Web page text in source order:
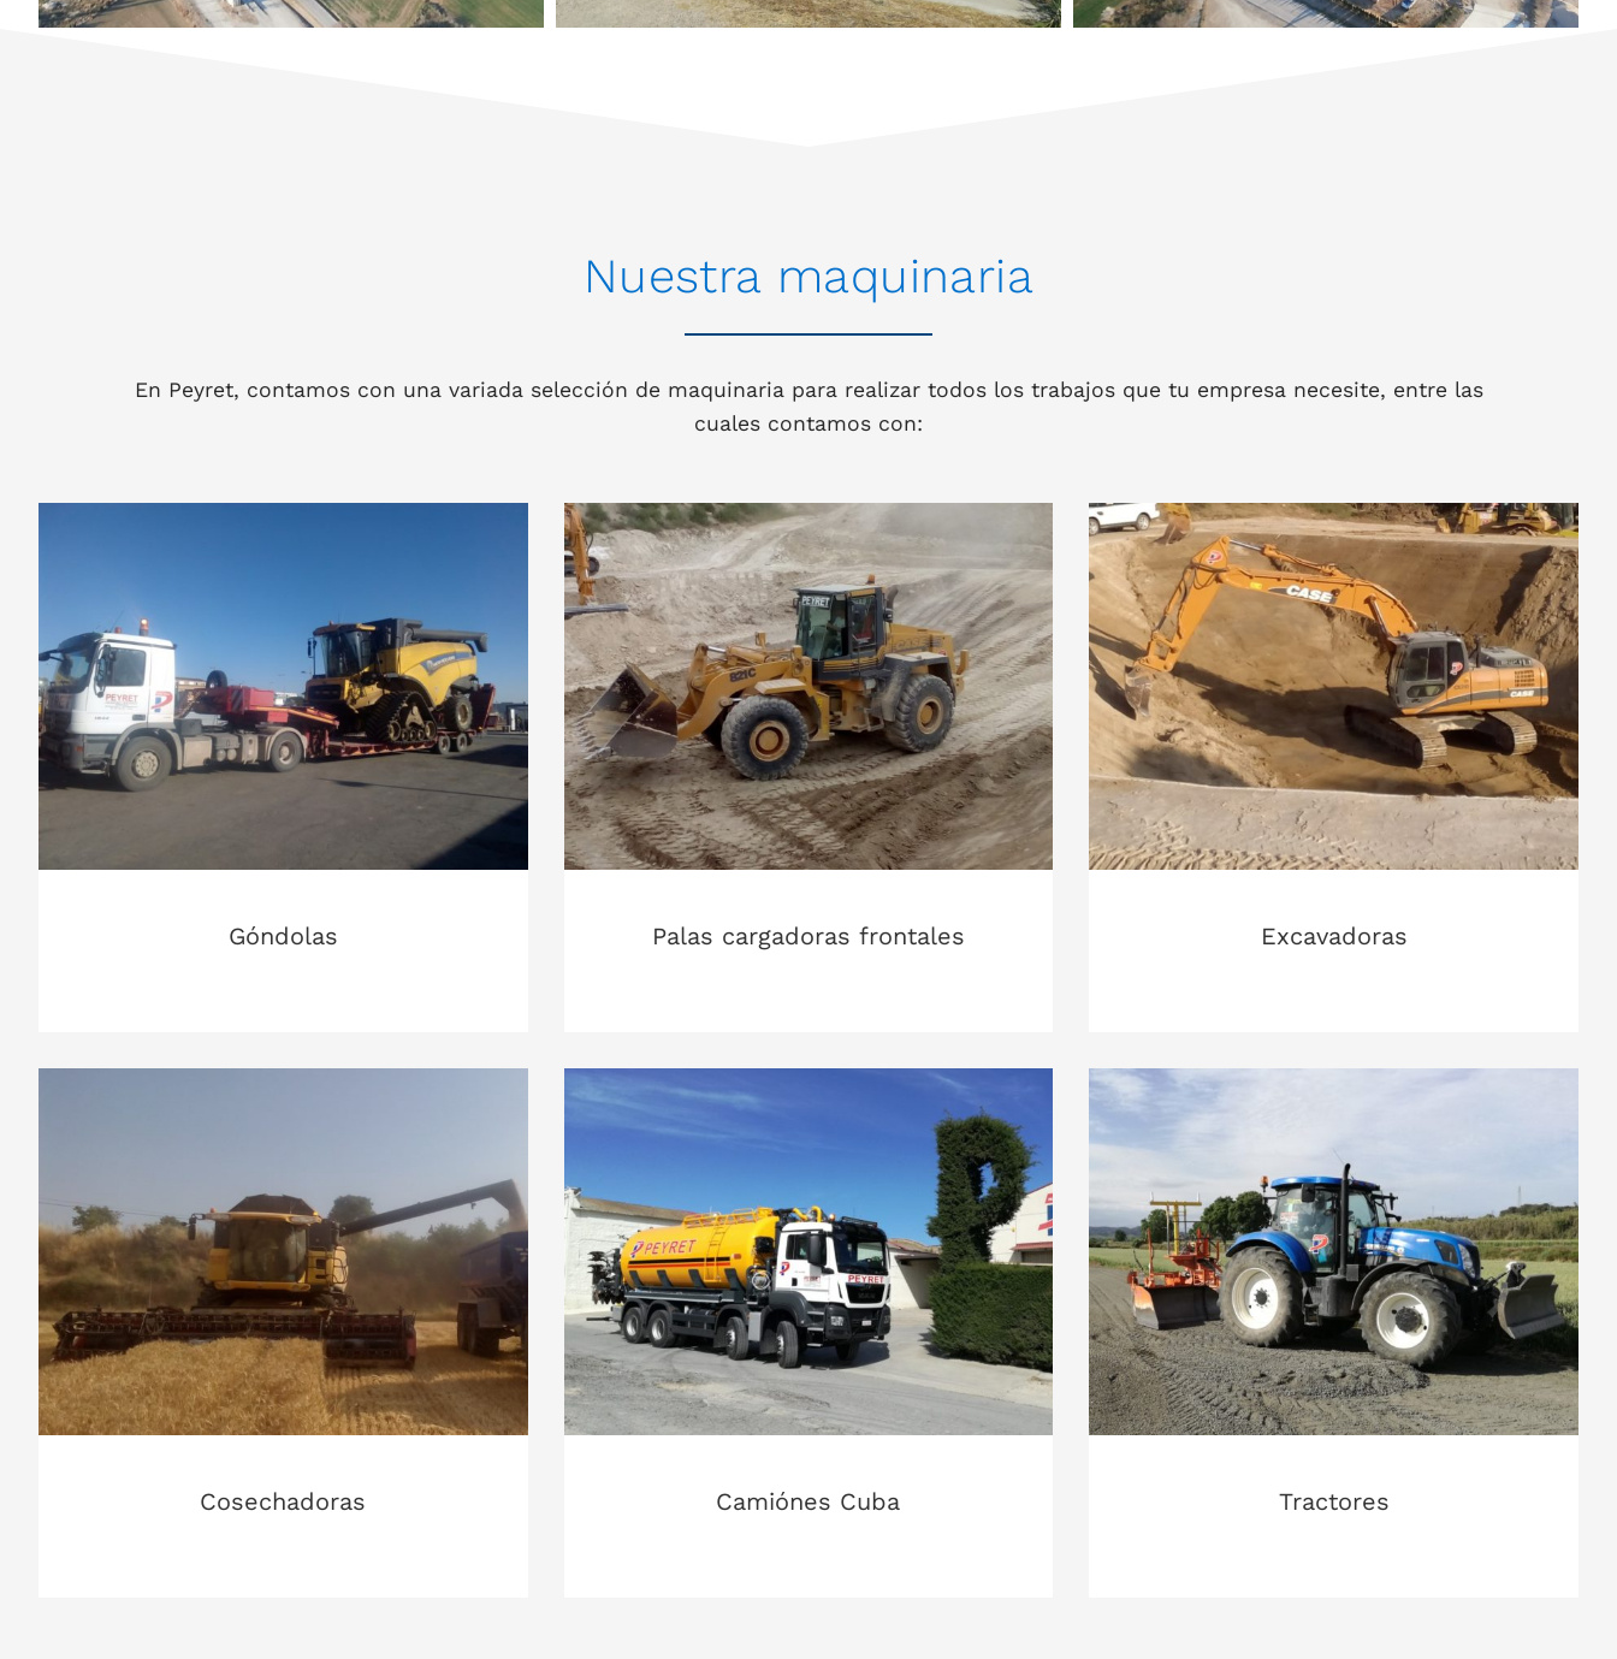
Nuestra maquinaria
En Peyret, contamos con una variada selección de maquinaria para realizar todos los trabajos que tu empresa necesite, entre las
cuales contamos con:
Góndolas Palas cargadoras frontales Excavadoras
Cosechadoras Camiónes Cuba Tractores